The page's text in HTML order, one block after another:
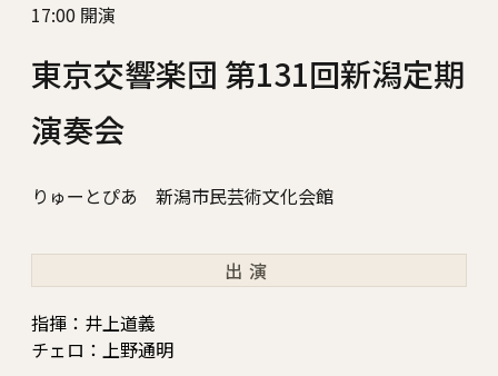
17:00 開演
東京交響楽団 第131回新潟定期
演奏会
りゅーとぴあ 新潟市民芸術文化会館
出演
指揮：井上道義
チェロ：上野通明